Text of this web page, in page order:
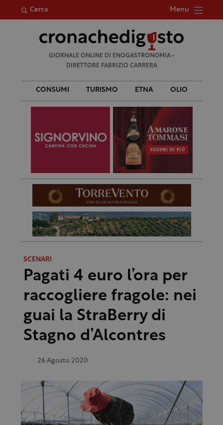
Cerca Menu
per:
GIORNALE ONLINE DI ENOGASTRONOMIA •
DIRETTORE FABRIZIO CARRERA
CONSUMI TURISMO ETNA OLIO
SCENARI
Pagati 4 euro l’ora per
raccogliere fragole: nei
guai la StraBerry di
Stagno d’Alcontres
26 Agosto 2020